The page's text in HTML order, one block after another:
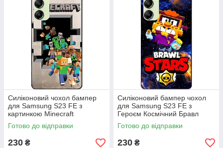
Силіконовий чохол бампер
для Samsung S23 FE з
картинкою Minecraft
Майнкрафт
Готово до відправки
230 ₴
Силіконовий бампер чохол
для Samsung S23 FE з
Героєм Космічний Бравл
Гриф
Готово до відправки
230 ₴